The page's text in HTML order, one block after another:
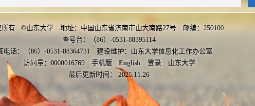
所有 ©山东大学 地址：中国山东省济南市山大南路27号 邮编：250100
查号台：（86）-0531-88395114
电话：（86）-0531-88364731 建设维护：山东大学信息化工作办公室
访问量： 0000016769 手机版 English 登录
山东大学
最后更新时间： 2025.11.26